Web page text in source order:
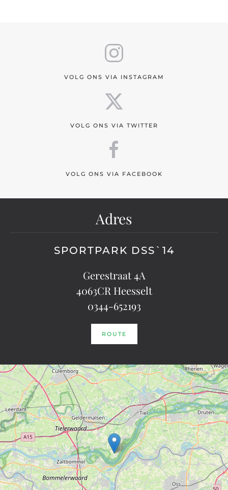
VOLG ONS VIA INSTAGRAM
VOLG ONS VIA TWITTER
VOLG ONS VIA FACEBOOK
Adres
SPORTPARK DSS`14
Gerestraat 4A
4063CR Heesselt
0344-652193
ROUTE